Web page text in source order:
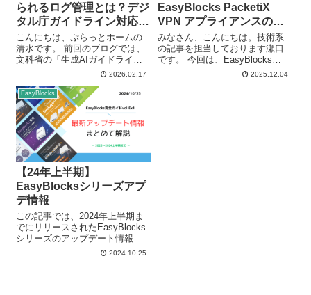
られるログ管理とは？デジ
タル庁ガイドライン対応の
ポイント
こんにちは、ぷらっとホームの
清水です。 前回のブログでは、
文科省の「生成AIガイドライ
ン」から読み解く教育インフラ
た。教育現場でのAI活用が進む
中、自治体行政全般においても
同様に具体的な指針が示され、
生成AIの導...
2026.02.17
EasyBlocks PacketiX
VPN アプライアンスのサ
ポートについて
みなさん、こんにちは。技術系
の記事を担当しております瀬口
です。 今回は、EasyBlocks
PacketiX VPN アプライアンスの
2025.12.04
EasyBlocks
【24年上半期】
EasyBlocksシリーズアプ
デ情報
この記事では、2024年上半期ま
でにリリースされたEasyBlocks
シリーズのアップデート情報に
ついて紹介していきます。 2024
2024.10.25